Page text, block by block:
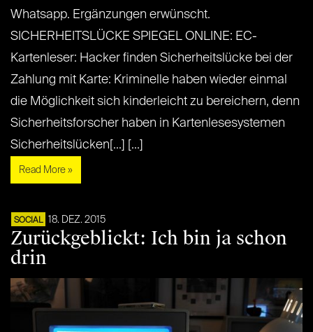
Whatsapp. Ergänzungen erwünscht.
SICHERHEITSLÜCKE SPIEGEL ONLINE: EC-
Kartenleser: Hacker finden Sicherheitslücke bei der
Zahlung mit Karte: Kriminelle haben wieder einmal
die Möglichkeit sich kinderleicht zu bereichern, denn
Sicherheitsforscher haben in Kartenlesesystemen
Sicherheitslücken[...] [...]
Read More »
SOCIAL 18. DEZ. 2015
Zurückgeblickt: Ich bin ja schon
drin